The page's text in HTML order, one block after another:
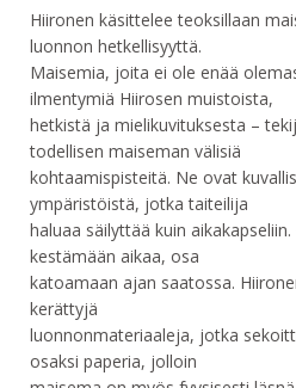
Hiironen käsittelee teoksillaan
luonnon hetkellisyyttä.
Maisemia, joita ei ole enää
ilmentymiä Hiirosen muistoista,
hetkistä ja mielikuvituksesta –
todellisen maiseman välisiä
kohtaamispisteitä. Ne ovat
ympäristöistä, jotka taiteilija
haluaa säilyttää kuin
kestämään aikaa, osa
katoamaan ajan saatossa.
kerättyjä
luonnonmateriaaleja, jotka
osaksi paperia, jolloin